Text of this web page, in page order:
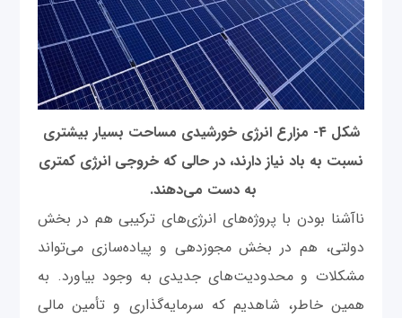
شکل ۴- مزارع انرژی خورشیدی مساحت بسیار بیشتری
نسبت به باد نیاز دارند، در حالی که خروجی انرژی کمتری
به دست می‌دهند.
نا‌آشنا بودن با پروژه‌های انرژی‌های ترکیبی هم در بخش
دولتی، هم در بخش مجوزدهی و پیاده‌سازی می‌تواند
مشکلات و محدودیت‌های جدیدی به وجود بیاورد. به
همین خاطر، شاهدیم که سرمایه‌گذاری و تأمین مالی